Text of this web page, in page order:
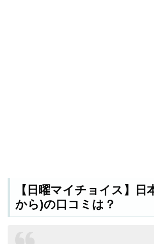
【日曜マイチョイス】日
から)の口コミは？